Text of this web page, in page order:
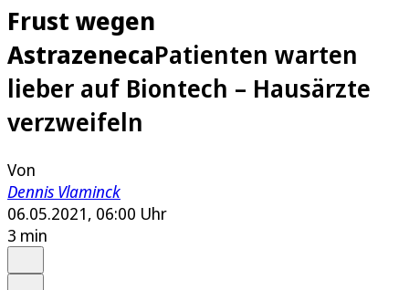
Frust wegen
AstrazenecaPatienten warten
lieber auf Biontech – Hausärzte
verzweifeln
Von
Dennis Vlaminck
06.05.2021, 06:00 Uhr
3 min